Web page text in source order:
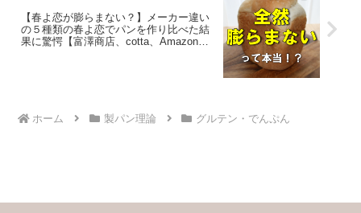
【春よ恋が膨らまない？】メーカー違い
の５種類の春よ恋でパンを作り比べた結
果に驚愕【富澤商店、cotta、Amazon、
ホーム 製パン理論 グルテン・でんぷん